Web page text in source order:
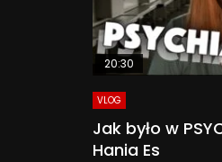
20:30
VLOG
Jak było w
Hania Es